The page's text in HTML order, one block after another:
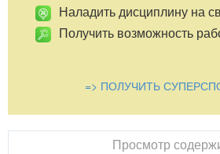
Наладить дисциплину на
Получить возможность
=> ПОЛУЧИТЬ
Просмотр